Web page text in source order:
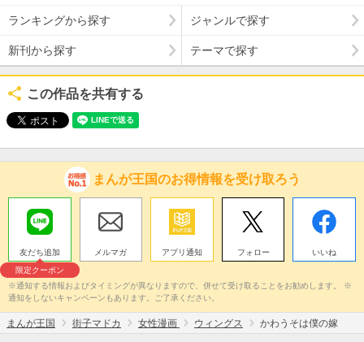
ランキングから探す ジャンルで探す
新刊から探す テーマで探す
この作品を共有する
まんが王国のお得情報を受け取ろう
友だち追加
限定クーポン
メルマガ アプリ通知 フォロー いいね
※通知する情報およびタイミングが異なりますので、併せて受け取ることをお勧めします。 ※
通知をしないキャンペーンもあります。ご了承ください。
まんが王国 街子マドカ 女性漫画 ウィングス かわうそは僕の嫁